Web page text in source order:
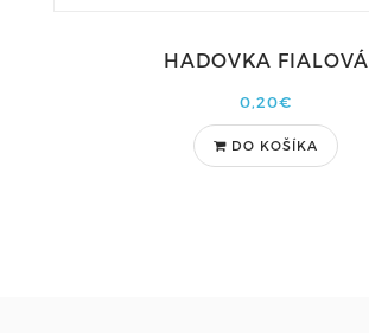
HADOVKA FIALOVÁ
0,20€
DO KOŠÍKA